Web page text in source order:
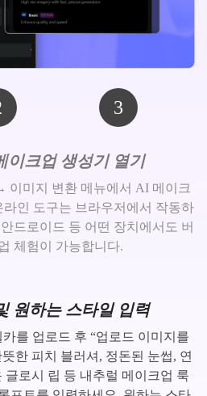
3
이크업 생성기 열기
이미지 변환 메뉴에서 AI 메이크
인 도구는 브라우저에서 작동하
드로이드 등 어떤 장치에서도 버
체험이 가능합니다.
원하는 스타일 입력
를 업로드 후 “업로드 이미지를
한 피치 블러셔, 정돈된 눈썹, 연
글로시 립 등 내추럴 메이크업 룩